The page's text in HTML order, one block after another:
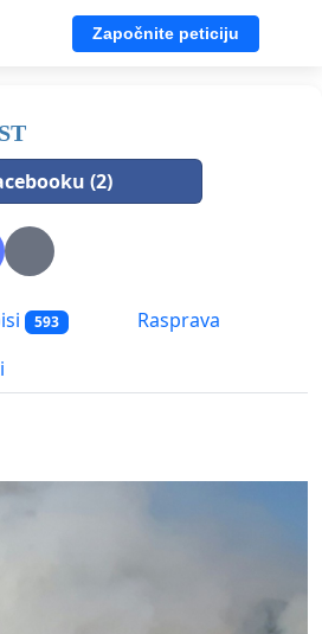
Započnite peticiju
(2)
593
Rasprava